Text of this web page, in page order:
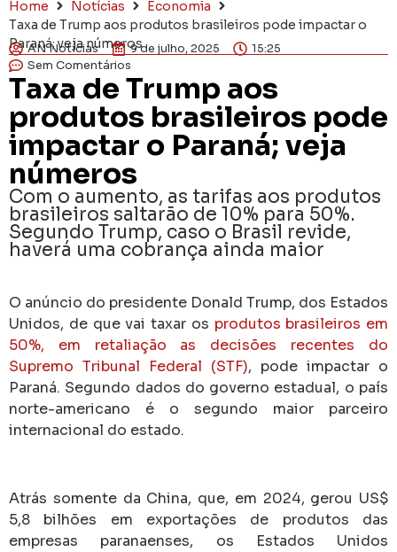
Home Notícias
Economia
Taxa de Trump aos produtos brasileiros pode impactar o
Paraná; veja números
AN Notícias 9 de julho, 2025
15:25
Sem Comentários
Taxa de Trump aos
produtos brasileiros pode
impactar o Paraná; veja
números
Com o aumento, as tarifas aos produtos
brasileiros saltarão de 10% para 50%.
Segundo Trump, caso o Brasil revide,
haverá uma cobrança ainda maior
O anúncio do presidente Donald Trump, dos Estados
Unidos, de que vai taxar os produtos brasileiros em
50%, em retaliação as decisões recentes do
Supremo Tribunal Federal (STF), pode impactar o
Paraná. Segundo dados do governo estadual, o país
norte-americano é o segundo maior parceiro
internacional do estado.
Atrás somente da China, que, em 2024, gerou US$
5,8 bilhões em exportações de produtos das
empresas paranaenses, os Estados Unidos